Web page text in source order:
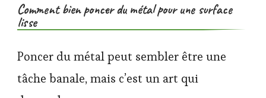
Comment bien poncer du métal pour une surface
lisse
Poncer du métal peut sembler être une
tâche banale, mais c’est un art qui